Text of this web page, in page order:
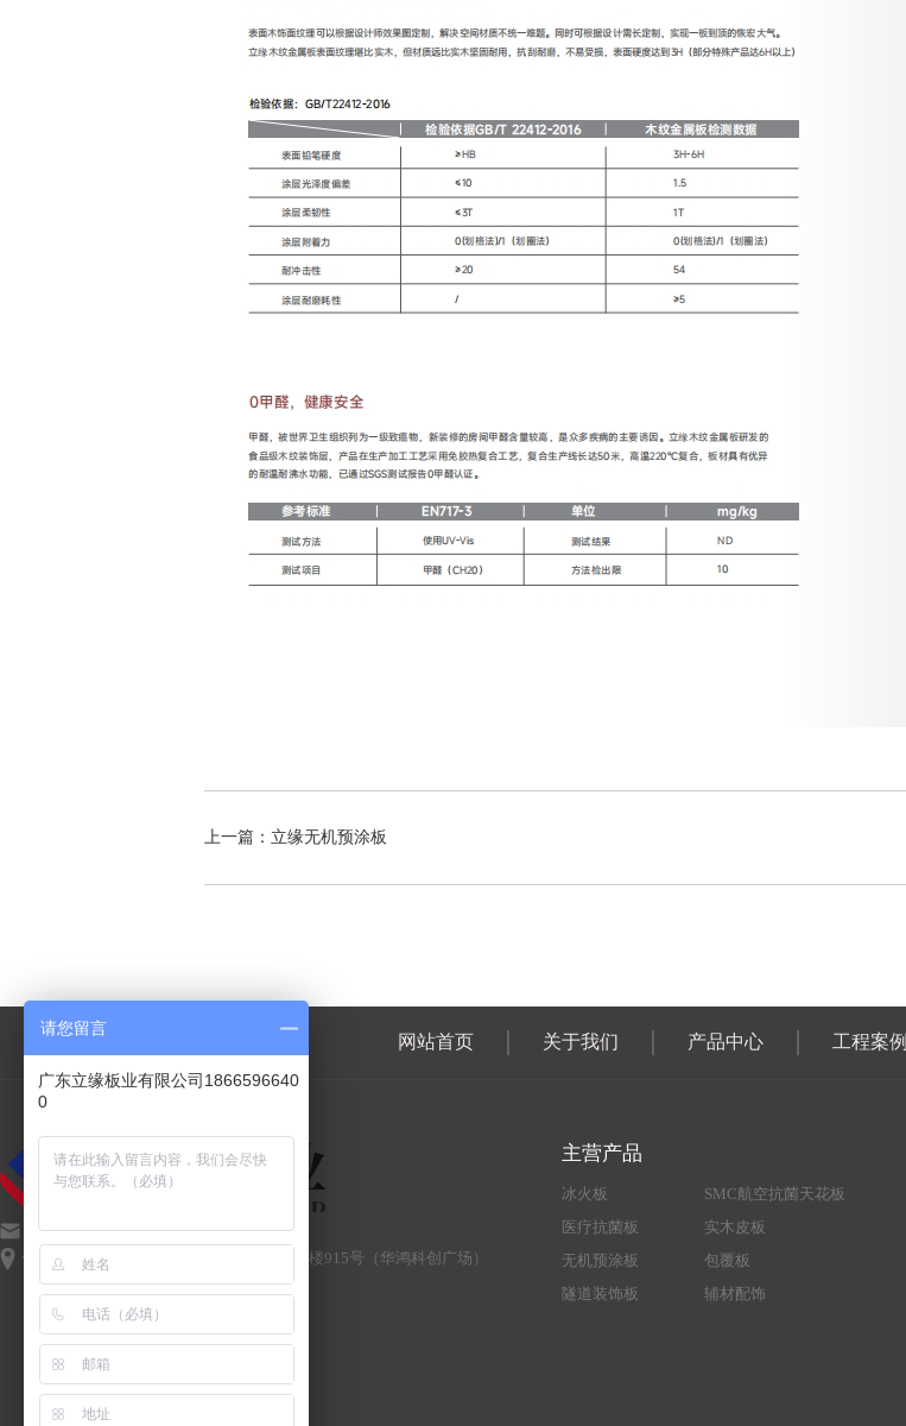
上一篇：立缘无机预涂板
网站首页 关于我们 产品中心 工程案例
459850972@qq.com
佛山市南海区大沥镇岭南路77号百鸿大厦9楼915号（华鸿科创广场）
主营产品
冰火板
SMC航空抗菌天花板
医疗抗菌板
实木皮板
无机预涂板
包覆板
隧道装饰板
辅材配饰
请您留言
广东立缘板业有限公司1866596640
0